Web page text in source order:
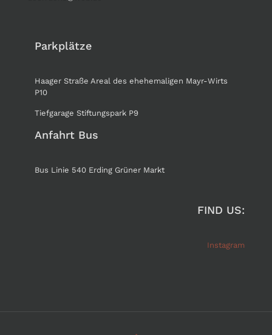
Parkplätze
Haager Straße Areal des ehehemaligen Mayr-Wirts
P10
Tiefgarage Stiftungspark P9
Anfahrt Bus
Bus Linie 540 Erding Grüner Markt
FIND US:
Instagram